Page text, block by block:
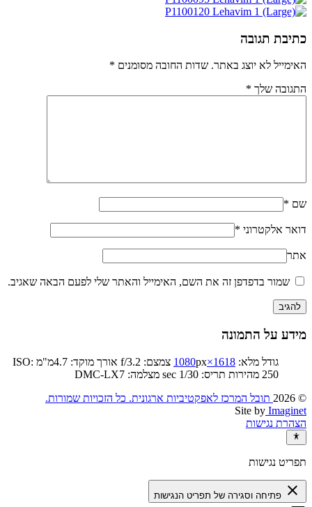
כתיבת תגובה
האימייל לא יוצג באתר. שדות החובה מסומנים *
התגובה שלך *
שם *
דואר אלקטרוני *
אתר
שמור בדפדפן זה את השם, האימייל והאתר שלי לפעם הבאה שאגיב.
מידע על התמונה
גודל מלא: 1618×1080
px צמצם: f/3.2 אורך מוקד: 4.7מ"מ
ISO:
250 מהירות תריס: 1/30 sec
מצלמה: DMC-LX7
© 2026
תובל המרכז לאפקטיביות ארגונית. כל הזכויות שמורות.‏
Site by Imaginet
הצהרת נגישות
תפריט נגישות
close פתיחה וסגירה של תפריט הנגישות